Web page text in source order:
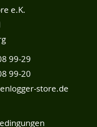
e.K.
99-29
99-20
store.de